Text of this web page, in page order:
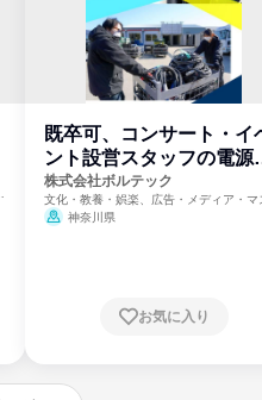
既卒可、コンサート・イ
ント設営スタッフの電源
門
株式会社ボルテック
文化・教養・娯楽、広告・メディア・マ
ミ、電力・ガス・水道・エネルギー
神奈川県
お気に入り